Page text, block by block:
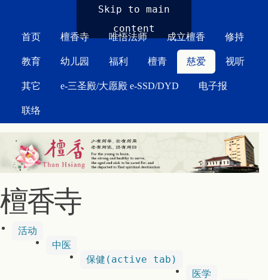
Skip to main
content
首页 檀香寺 唯悟法师 成立檀香 修持
教育 幼儿园 福利 檀青 慈爱 视听
其它 e-三圣殿/大愿殿 e-SSD/DYD 电子报
联络
檀香寺
活动
中医
保健 (active tab)
医学